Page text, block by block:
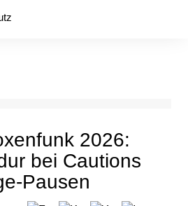
2026:
bei Cautions
Pausen